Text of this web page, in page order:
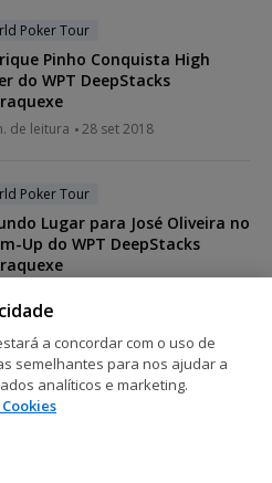
Poker Tour
Pinho Conquista High
do WPT DeepStacks
de leitura 28 set 2018
Poker Tour
Lugar para José Oliveira no
Up do WPT DeepStacks
Poker Tour
Deepstacks Marrakech Arranca
de Setembro
de leitura
a concordar com o uso de
semelhantes para nos ajudar a
analíticos e marketing.